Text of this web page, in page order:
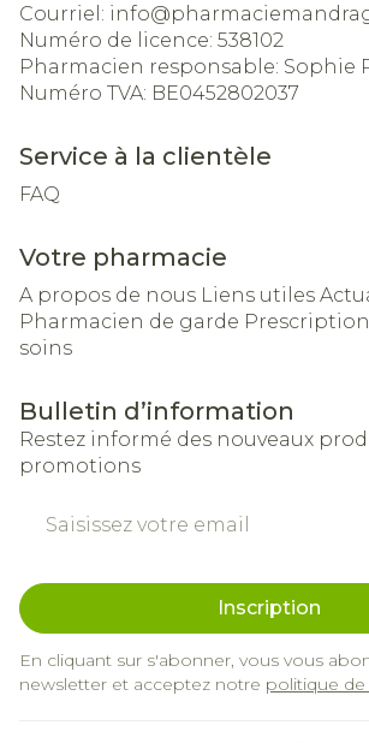
Courriel: info@
Numéro de licence: 538102
Pharmacien responsable: Sophie
Numéro TVA: BE0452802037
Service à la clientèle
FAQ
Votre pharmacie
A propos de nous Liens utiles
Pharmacien de garde Prescription
soins
Bulletin d’information
Restez informé des nouveaux
promotions
Inscription
En cliquant sur s'abonner, vous vous
newsletter et acceptez notre politique